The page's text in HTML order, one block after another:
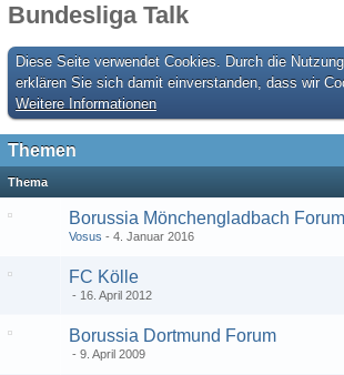
Bundesliga Talk
Diese Seite verwendet Cookies. Durch die
erklären Sie sich damit einverstanden, dass wir
Weitere Informationen
Themen
Thema
Borussia Mönchengladbach Forum
Vosus 4. Januar 2016
FC Kölle
16. April 2012
Borussia Dortmund Forum
9. April 2009